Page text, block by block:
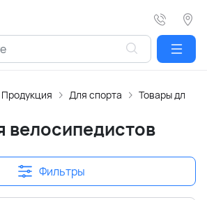
Продукция Для спорта Товары для
велосипедистов
Фильтры